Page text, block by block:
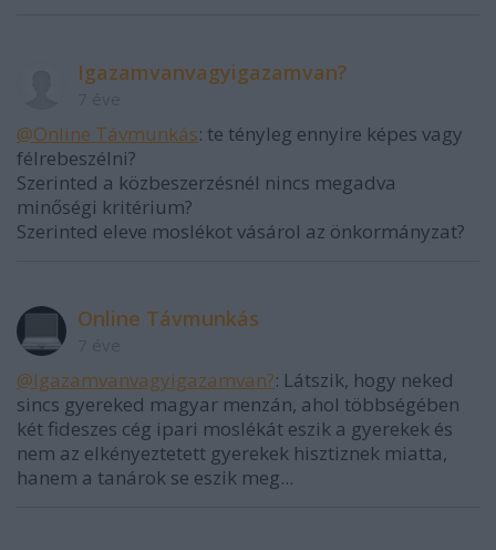
Igazamvanvagyigazamvan?
@Online Távmunkás: te tényleg ennyire képes vagy
félrebeszélni?
Szerinted a közbeszerzésnél nincs megadva
minőségi kritérium?
Szerinted eleve moslékot vásárol az önkormányzat?
Online Távmunkás
@Igazamvanvagyigazamvan?: Látszik, hogy neked
sincs gyereked magyar menzán, ahol többségében
két fideszes cég ipari moslékát eszik a gyerekek és
nem az elkényeztetett gyerekek hisztiznek miatta,
hanem a tanárok se eszik meg...